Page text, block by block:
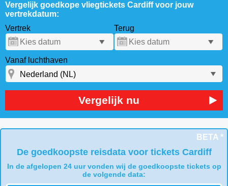
Vergelijk goedkope vliegtickets Cardiff voor jouw
vertrekdatum:
Vertrek
Terug
Vanaf luchthaven
Vergelijk nu
BETA *
De goedkoopste reisdata voor tickets Cardiff
In de afgelopen 24 uur vonden wij de goedkoopste tickets op
de volgende data: